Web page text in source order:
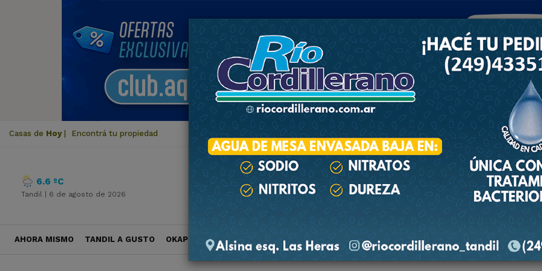
Casas de Hoy Encontrá tu propiedad
6.6 ºC
Tandil | 6 de agosto de 2026
AHORA MISMO TANDIL A GUSTO OKAPI VIAJES POLÍTICA POLICIALES DEPORTES SOCIEDAD NACIONALES